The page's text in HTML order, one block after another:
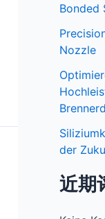
Bonded
Nozzle
der
近期